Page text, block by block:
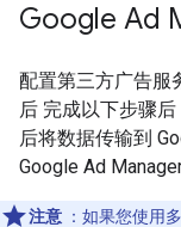
Google Ad
配置第三方广告服
后 完成以下步骤
后将数据传输到
Google Ad
注意 ：如果您使用